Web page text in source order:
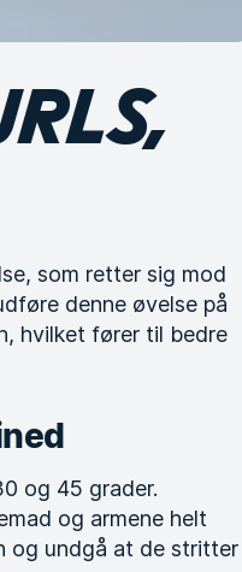
som retter sig mod
denne øvelse på
hvilket fører til bedre
og 45 grader.
og armene helt
og undgå at de stritter